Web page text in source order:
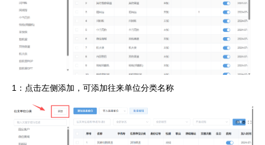
1：点击左侧添加，可添加往来单位分类名称